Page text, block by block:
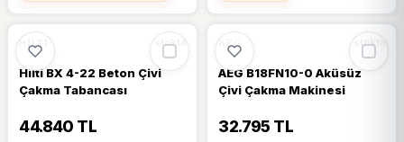
%21 %21 DÜŞTÜ
HILTI stokta
Hilti BX 4-22 Beton Çivi
Çakma Tabancası
44.840 TL
%19
AEG stokta
AEG B18FN10-0 Aküsüz
Çivi Çakma Makinesi
32.795 TL